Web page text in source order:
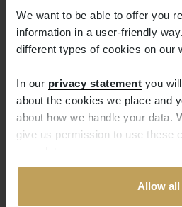
We want to be able to offer you
information in a user-friendly
different types of cookies on our
In our privacy statement you
about the cookies we place and
about how we handle your data.
give us permission to use these
Allow all
Le délai de
Une livraison le
malheureusement pas
d’une semaine. Dès que